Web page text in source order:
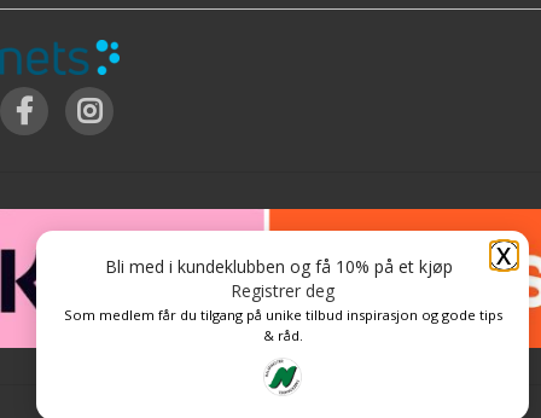
X
Bli med i kundeklubben og få 10% på et kjøp
Registrer deg
Som medlem får du tilgang på unike tilbud inspirasjon og gode tips
& råd.